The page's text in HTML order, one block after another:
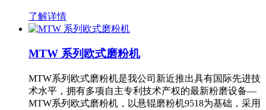
了解详情
MTW 系列欧式磨粉机
MTW系列欧式磨粉机是我公司新近推出具有国际先进技
术水平，拥有多项自主专利技术产权的最新粉磨设备—
MTW系列欧式磨粉机，以悬辊磨粉机9518为基础，采用